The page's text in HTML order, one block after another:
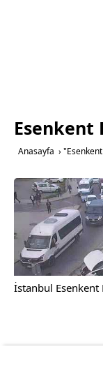
Esenkent
Anasayfa ›
İstanbul Esenkent